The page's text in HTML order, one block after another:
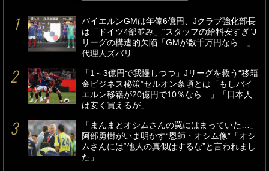
バイエルンGMは年俸6億円、Jクラブ強化部長
は「ドイツ4部並み」“スタッフの給料安すぎ”J
リーグの構造的欠陥「GMが数千万円なら…」
代理人ズバリ
「1～3億円で我慢しつつ」Jリーグを救う“移籍
金ビジネス秘策”セルオン条項とは「もしバイ
エルン移籍が20億円で10％なら…」「日本人
は安く買えるが」
「まんまとオシムさんの罠にはまっていた…」
阿部勇樹がいま明かす“恩師・オシム像”「オシ
ムさんには“他人の真似はするな”と言われまし
た」